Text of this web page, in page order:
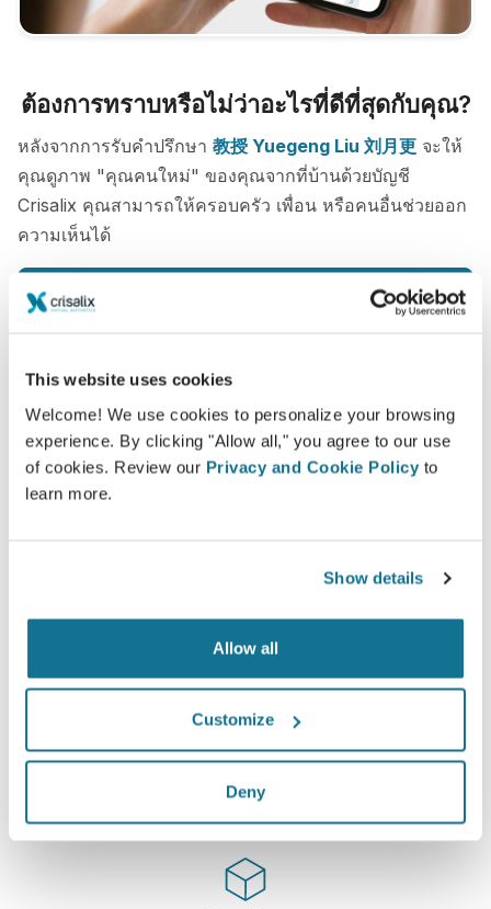
This website uses cookies
Welcome! We use cookies to personalize your browsing
experience. By clicking "Allow all," you agree to our use
of cookies. Review our Privacy and Cookie Policy to
learn more.
Show details
Allow all
Customize
Deny
ต้องการทราบหรือไม่ว่าอะไรที่ดีที่สุดกับคุณ?
หลังจากการรับคำปรึกษา 教授 Yuegeng Liu 刘月更 จะให้
คุณดูภาพ "คุณคนใหม่" ของคุณจากที่บ้านด้วยบัญชี
Crisalix คุณสามารถให้ครอบครัว เพื่อน หรือคนอื่นช่วยออก
ความเห็นได้
ง่ายและปลอดภัย
Crisalix ให้คำสัญญาว่าข้อมูลของคุณจะเป็นความลับ
High-Tech
3D simulator บน web-based เจ้าแรก และมีการใช้
งานจริงจากคุณหมอ 100 ประเทศ และแนะนำให้มีการ
ใช้จากสมาคมศัลยกรรมพลาสติก